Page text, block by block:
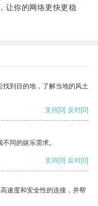
让你的网络更快更稳
找到目的地，了解当地的风土
支持[0] 反对[0]
同的娱乐需求。
支持[0] 反对[0]
速度和安全性的连接，并帮